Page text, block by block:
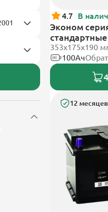
4.7 В
Эконом
353х175х190
100Ач
12 месяцев